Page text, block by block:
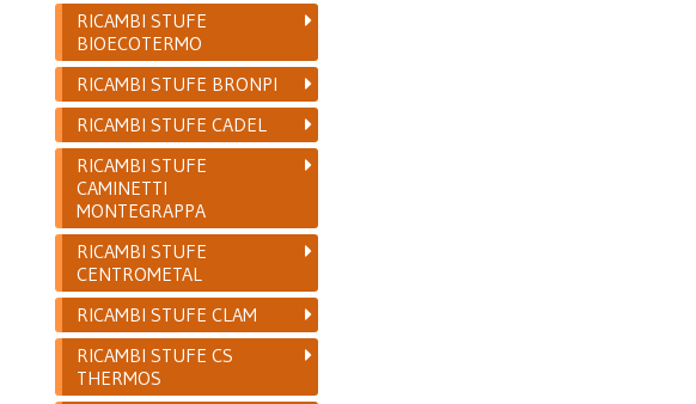
RICAMBI STUFE
BIOECOTERMO
RICAMBI STUFE BRONPI
RICAMBI STUFE CADEL
RICAMBI STUFE
CAMINETTI
MONTEGRAPPA
RICAMBI STUFE
CENTROMETAL
RICAMBI STUFE CLAM
RICAMBI STUFE CS
THERMOS